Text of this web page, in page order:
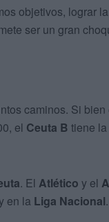
objetivos, lograr la
ser un gran
caminos. Si bien
el Ceuta B tiene la
. El Atlético y el
en la Liga Nacional.